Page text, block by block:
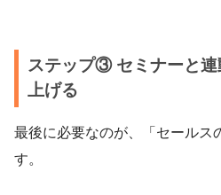
ステップ③ セミナーと
上げる
最後に必要なのが、「セールス
す。